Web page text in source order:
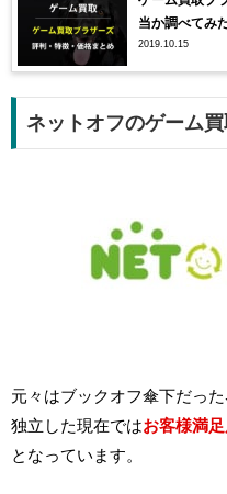
当か調べてみ
2019.10.15
ネットオフのゲーム買
元々はブックオフ傘下だった
独立した現在ではお客様満
となっています。